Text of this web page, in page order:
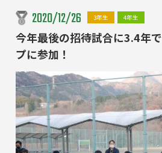
2020/12/26 3年生 4年生
今年最後の招待試合に3.4年
プに参加！